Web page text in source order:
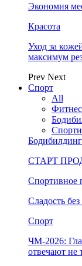
Экономия
Красота
Уход за
максимум
Prev Next
Спорт
All
Фитнес
Бодибилдинг
СТАРТ
Спортивное
Сладость
Спорт
ЧМ-2026:
отвечают не